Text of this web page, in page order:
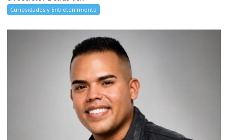
Curiosidades y Entretenimiento